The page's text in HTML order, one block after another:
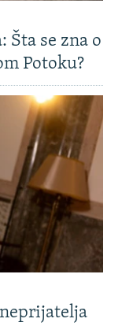
Šta se zna o
Potoku?